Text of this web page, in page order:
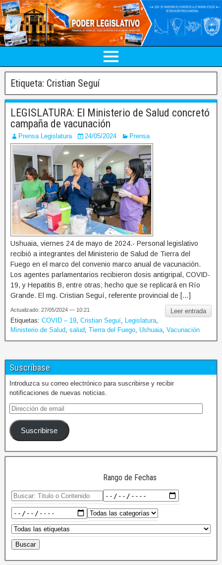
Etiqueta: Cristian Seguí
LEGISLATURA: El Ministerio de Salud concretó
campaña de vacunación
Prensa Legislatura 24/05/2024 Prensa
Ushuaia, viernes 24 de mayo de 2024.- Personal legislativo
recibió a integrantes del Ministerio de Salud de Tierra del
Fuego en el marco del convenio marco anual de vacunación.
Los agentes parlamentarios recibieron dosis antigripal, COVID-
19, y Hepatitis B, entre otras; hecho que se replicará en Río
Grande. El mg. Cristian Seguí, referente provincial de […]
Leer entrada
Actualizado: 27/05/2024 — 10:21
Etiquetas: COVID – 19 Cristian Seguí Legislatura
Ministerio de Salud salud Tierra del Fuego Ushuaia Vacunación
Suscríbase
Introduzca su correo electrónico para suscribirse y recibir
notificaciones de nuevas noticias.
Suscribirse
Rango de Fechas